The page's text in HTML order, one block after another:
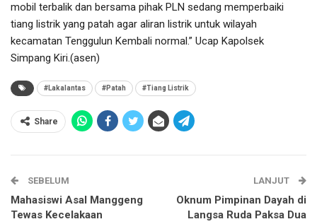
mobil terbalik dan bersama pihak PLN sedang memperbaiki
tiang listrik yang patah agar aliran listrik untuk wilayah
kecamatan Tenggulun Kembali normal.” Ucap Kapolsek
Simpang Kiri.(asen)
#Lakalantas #Patah #Tiang Listrik
Share
SEBELUM
Mahasiswi Asal Manggeng
Tewas Kecelakaan
LANJUT
Oknum Pimpinan Dayah di
Langsa Ruda Paksa Dua